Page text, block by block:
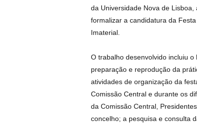
da Universidade Nova de
formalizar a candidatura da
Imaterial.
O trabalho desenvolvido incluiu
preparação e reprodução da
atividades de organização da
Comissão Central e durante os
da Comissão Central,
concelho; a pesquisa e consulta